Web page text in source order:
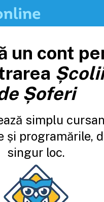
un cont
Șoferi
simplu
și programările,
singur loc.